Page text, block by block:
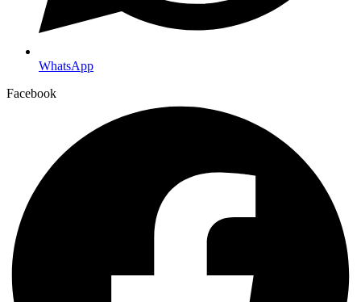
WhatsApp
Facebook